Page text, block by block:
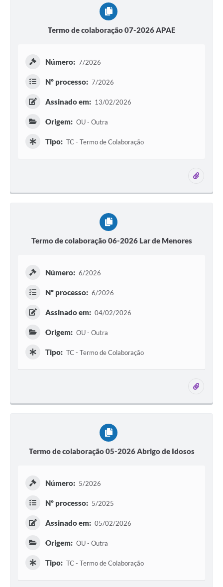
Termo de colaboração 07-2026 APAE
Número: 7/2026
Nº processo: 7/2026
Assinado em: 13/02/2026
Origem: OU - Outra
Tipo: TC - Termo de Colaboração
Termo de colaboração 06-2026 Lar de Menores
Número: 6/2026
Nº processo: 6/2026
Assinado em: 04/02/2026
Origem: OU - Outra
Tipo: TC - Termo de Colaboração
Termo de colaboração 05-2026 Abrigo de Idosos
Número: 5/2026
Nº processo: 5/2025
Assinado em: 05/02/2026
Origem: OU - Outra
Tipo: TC - Termo de Colaboração